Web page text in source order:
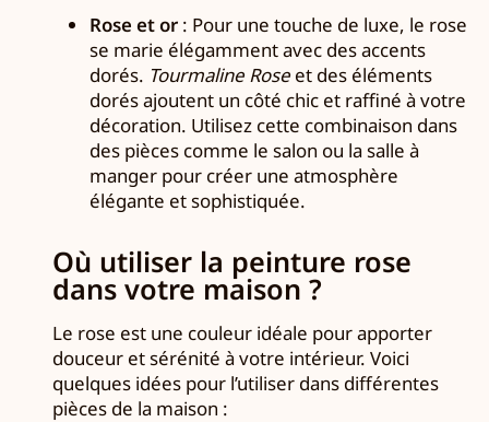
Rose et or: Pour une touche de luxe, le rose
se marie élégamment avec des accents
dorés. Tourmaline Roseet des éléments
dorés ajoutent un côté chic et raffiné à votre
décoration. Utilisez cette combinaison dans
des pièces comme le salon ou la salle à
manger pour créer une atmosphère
élégante et sophistiquée.
Où utiliser la peinture rose
dans votre maison ?
Le rose est une couleur idéale pour apporter
douceur et sérénité à votre intérieur. Voici
quelques idées pour l’utiliser dans différentes
pièces de la maison :